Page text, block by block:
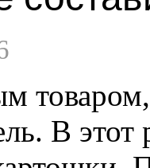
В этот